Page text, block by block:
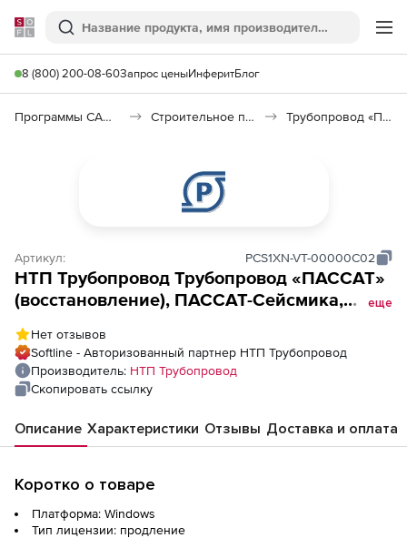
Softline
Поиск
8 (800) 200-08-60Запрос ценыИнферитБлог
Программы САПР и ГИС Строительное программное обеспечение Трубопровод «ПАССАТ»
Артикул: PCS1XN-VT-00000C02
НТП Трубопровод Трубопровод «ПАССАТ»
(восстановление), ПАССАТ-Сейсмика,
версий
еще
Нет отзывов
Softline - Авторизованный партнер НТП Трубопровод
Производитель: НТП Трубопровод
Скопировать ссылку
Описание Характеристики Отзывы Доставка и оплата
Коротко о товаре
Платформа: Windows
Тип лицензии: продление